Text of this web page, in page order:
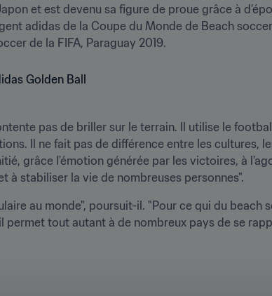
et est devenu sa figure de proue grâce à
adidas de la Coupe du Monde de Beach
de la FIFA, Paraguay 2019.
pas de briller sur le terrain. Il utilise le
Il ne fait pas de différence entre les cultures,
grâce l'émotion générée par les victoires, à
à stabiliser la vie de nombreuses personnes".
au monde", poursuit-il. "Pour ce qui du beach
permet tout autant à de nombreux pays de se